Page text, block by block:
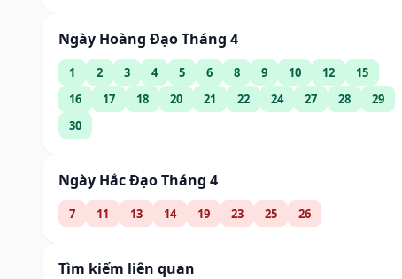
Ngày Hoàng Đạo Tháng 4
1 2 3 4 5 6 8 9 10 12
15
16
17 18 20 21 22 24 27 28
29
30
Ngày Hắc Đạo Tháng 4
7 11 13 14 19 23 25 26
Tìm kiếm liên quan